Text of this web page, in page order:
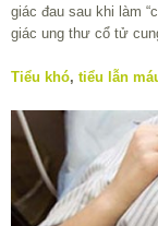
giác đau sau khi làm
giác ung thư cổ tử
Tiểu khó, tiểu lẫn